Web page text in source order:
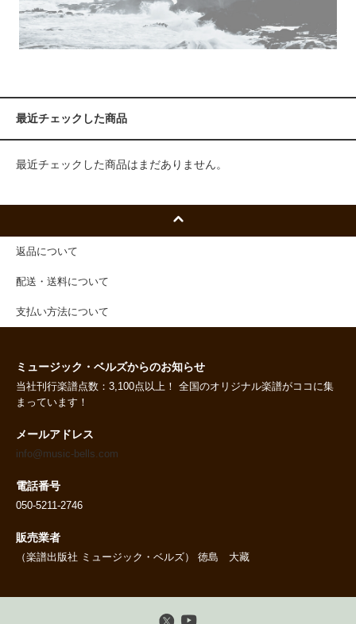
最近チェックした商品
最近チェックした商品はまだありません。
返品について
配送・送料について
支払い方法について
ミュージック・ベルズからのお知らせ
当社刊行楽譜点数：3,100点以上！ 全国のオリジナル楽譜がココに集
まっています！
メールアドレス
info@music-bells.com
電話番号
050-5211-2746
販売業者
（楽譜出版社 ミュージック・ベルズ） 徳島 大藏